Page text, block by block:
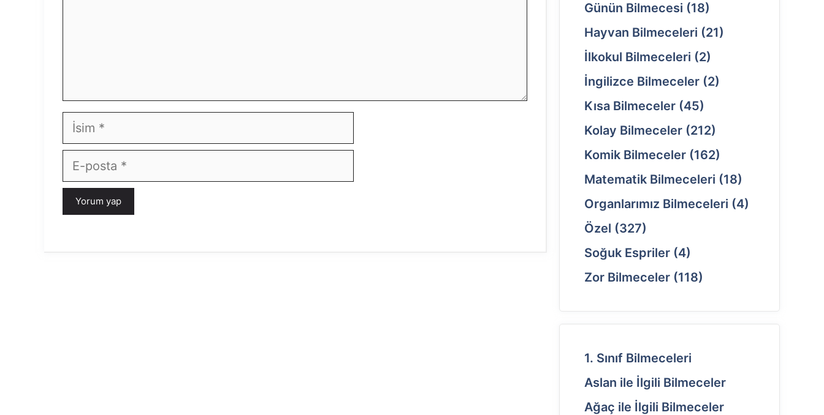
İsim
E-
posta
Günün Bilmecesi (18)
Hayvan Bilmeceleri (21)
İlkokul Bilmeceleri (2)
İngilizce Bilmeceler (2)
Kısa Bilmeceler (45)
Kolay Bilmeceler (212)
Komik Bilmeceler (162)
Matematik Bilmeceleri (18)
Organlarımız Bilmeceleri (4)
Özel (327)
Soğuk Espriler (4)
Zor Bilmeceler (118)
1. Sınıf Bilmeceleri
Aslan ile İlgili Bilmeceler
Ağaç ile İlgili Bilmeceler